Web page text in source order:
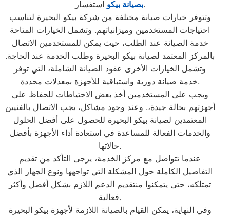
بصيانة بيكواستفسار.
وتتوفر خيارات صيانة مختلفة من شركة بيكو البحيرة لتناسب
احتياجات المستخدمين وميزانياتهم. وتشمل الخيارات المتاحة
خدمة الصيانة عند الطلب، حيث يمكن للمستخدمين الاتصال
بالمركز المعتمد لصيانة بيكو البحيرة وطلب الخدمة عند الحاجة.
وتشمل الخيارات الأخرى عقود الصيانة الشاملة، التي توفر
خدمة صيانة دورية واستباقية للأجهزة بمعدلات محددة.
ويجب على المستخدمين أخذ بعض الاحتياطات للحفاظ على
أجهزتهم بحالة جيدة،. وعند وجود مشاكل، يجب الاتصال بالفنيين
المعتمدين لصيانة بيكو البحيرة للحصول على أفضل الحلول
والخدمات الفعالة للمساعدة في استعادة أداء الأجهزة بأفضل
حالاتها.
عندما تتواصل مع مركز الخدمة، يرجى التأكد من تقديم
التفاصيل الكاملة حول المشكلة التي تواجهها ونوع الجهاز الذي
تمتلكه، حتى يتمكنوا منتقديم الدعم اللازم بشكل أفضل وأكثر
فعالية.
وفي النهاية، يمكن القيام بالصيانة اللازمة لأجهزة بيكو البحيرة